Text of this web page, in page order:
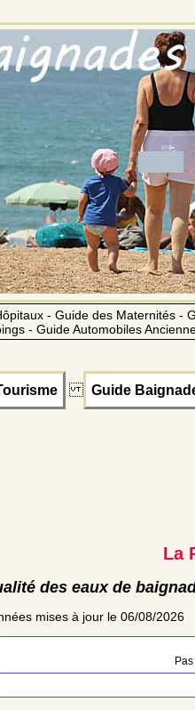
- Guide des Maternités -
- Guide Automobiles
Guide
La
des eaux de
mises à jour le 06/08/2026